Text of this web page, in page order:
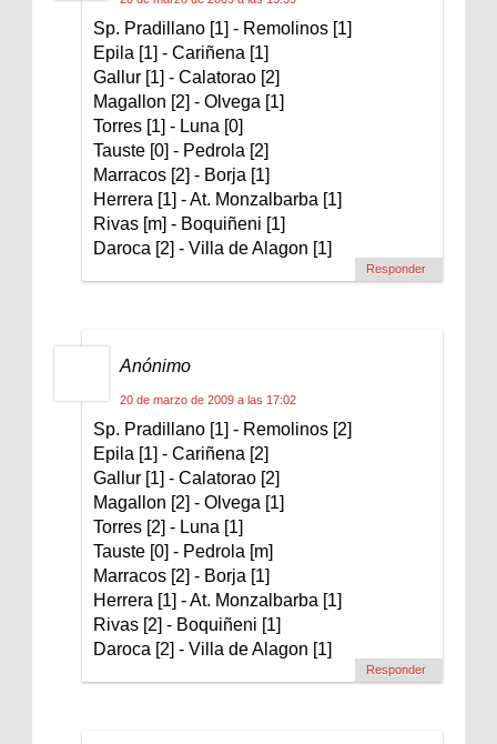
Sp. Pradillano [1] - Remolinos [1]
Epila [1] - Cariñena [1]
Gallur [1] - Calatorao [2]
Magallon [2] - Olvega [1]
Torres [1] - Luna [0]
Tauste [0] - Pedrola [2]
Marracos [2] - Borja [1]
Herrera [1] - At. Monzalbarba [1]
Rivas [m] - Boquiñeni [1]
Daroca [2] - Villa de Alagon [1]
Responder
Anónimo
20 de marzo de 2009 a las 17:02
Sp. Pradillano [1] - Remolinos [2]
Epila [1] - Cariñena [2]
Gallur [1] - Calatorao [2]
Magallon [2] - Olvega [1]
Torres [2] - Luna [1]
Tauste [0] - Pedrola [m]
Marracos [2] - Borja [1]
Herrera [1] - At. Monzalbarba [1]
Rivas [2] - Boquiñeni [1]
Daroca [2] - Villa de Alagon [1]
Responder